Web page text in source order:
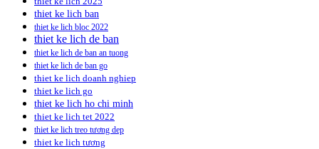
thiet ke lich ban
thiet ke lich bloc 2022
thiet ke lich de ban
thiet ke lich de ban an tuong
thiet ke lich de ban go
thiet ke lich doanh nghiep
thiet ke lich go
thiet ke lich ho chi minh
thiet ke lich tet 2022
thiet ke lich treo tương dep
thiet ke lich tương